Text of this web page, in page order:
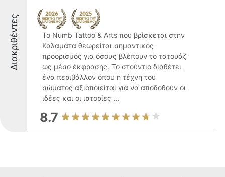
Διακριθέντες
Το Numb Tattoo & Arts που βρίσκεται στην
Καλαμάτα θεωρείται σημαντικός
προορισμός για όσους βλέπουν το τατουάζ
ως μέσο έκφρασης. Το στούντιο διαθέτει
ένα περιβάλλον όπου η τέχνη του
σώματος αξιοποιείται για να αποδοθούν οι
ιδέες και οι ιστορίες ...
8.7